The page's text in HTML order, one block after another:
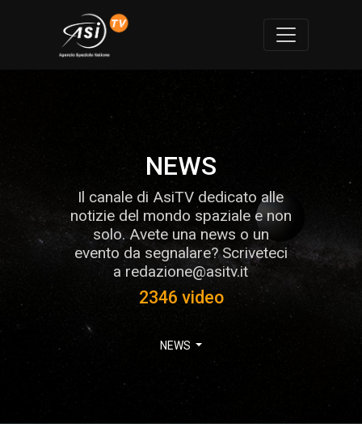
NEWS
Il canale di AsiTV dedicato alle
notizie del mondo spaziale e non
solo. Avete una news o un
evento da segnalare? Scriveteci
a redazione@asitv.it
2346 video
NEWS